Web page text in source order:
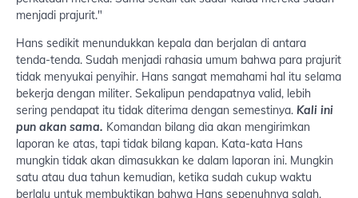
menjadi prajurit."
Hans sedikit menundukkan kepala dan berjalan di antara
tenda-tenda. Sudah menjadi rahasia umum bahwa para prajurit
tidak menyukai penyihir. Hans sangat memahami hal itu selama
bekerja dengan militer. Sekalipun pendapatnya valid, lebih
sering pendapat itu tidak diterima dengan semestinya. Kali ini
pun akan sama. Komandan bilang dia akan mengirimkan
laporan ke atas, tapi tidak bilang kapan. Kata-kata Hans
mungkin tidak akan dimasukkan ke dalam laporan ini. Mungkin
satu atau dua tahun kemudian, ketika sudah cukup waktu
berlalu untuk membuktikan bahwa Hans sepenuhnya salah,